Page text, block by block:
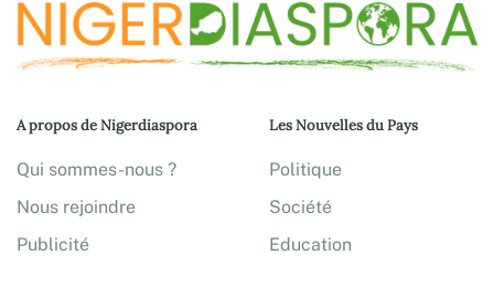
A propos de Nigerdiaspora
Qui sommes-nous ?
Nous rejoindre
Publicité
Les Nouvelles du Pays
Politique
Société
Education